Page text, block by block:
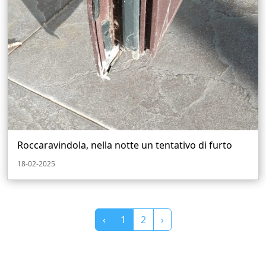
Roccaravindola, nella notte un tentativo di furto
18-02-2025
‹ 1 2 ›